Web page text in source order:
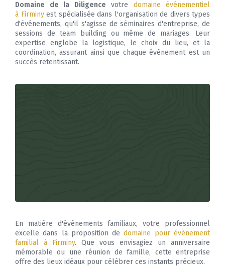
Domaine de la Diligence votre domaine événementiel
à Firminyest spécialisée dans l'organisation de divers types
d'événements, qu'il s'agisse de séminaires d'entreprise, de
sessions de team building ou même de mariages. Leur
expertise englobe la logistique, le choix du lieu, et la
coordination, assurant ainsi que chaque événement est un
succès retentissant.
En matière d'événements familiaux, votre professionnel
excelle dans la proposition dedomaine pour évènement
familial à Firminy. Que vous envisagiez un anniversaire
mémorable ou une réunion de famille, cette entreprise
offre des lieux idéaux pour célébrer ces instants précieux.